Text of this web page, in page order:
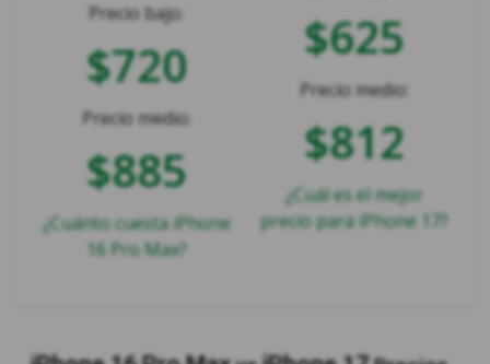
Precio bajo:
$720
Precio medio:
$885
¿Cuánto cuesta iPhone
16 Pro Max?
$625
Precio medio:
$812
¿Cuál es el mejor
precio para iPhone 17?